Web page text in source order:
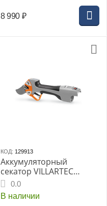
8 990 ₽
КОД: 129913
Аккумуляторный
секатор VILLARTEC
PA1462, 14 В
0.0
В наличии